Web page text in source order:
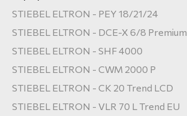
STIEBEL ELTRON - PEY 18/21/24
STIEBEL ELTRON - DCE-X 6/8 Premium
STIEBEL ELTRON - SHF 4000
STIEBEL ELTRON - CWM 2000 P
STIEBEL ELTRON - CK 20 Trend LCD
STIEBEL ELTRON - VLR 70 L Trend EU